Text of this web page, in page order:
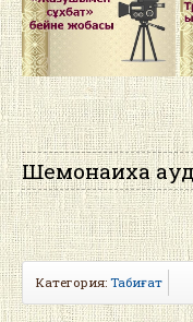
Шемонаиха
Категория: Табиғат